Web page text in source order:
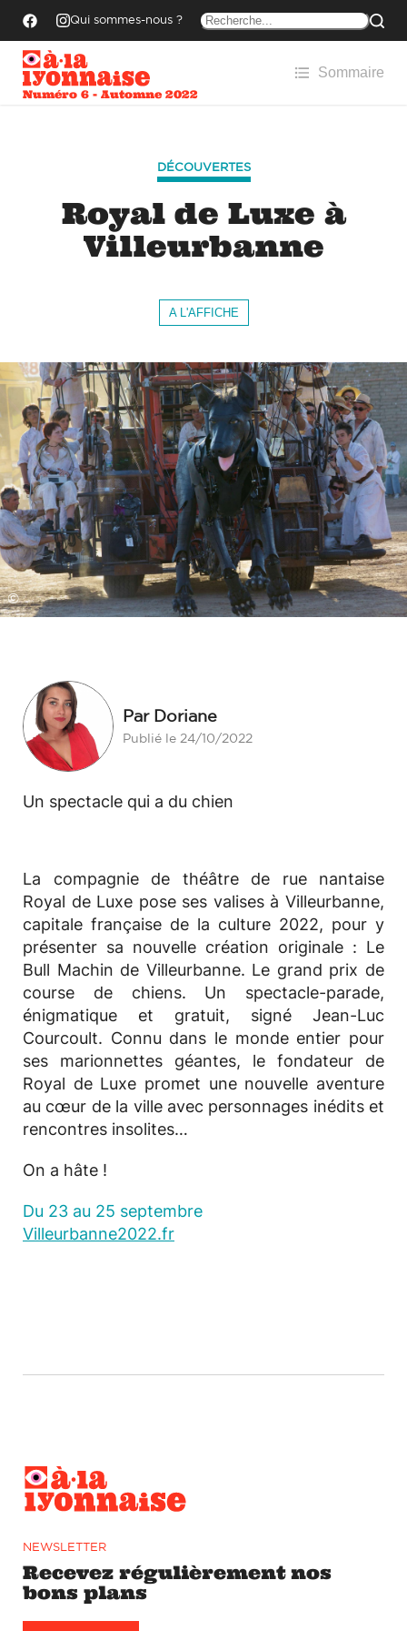
Qui sommes-nous ?
Numéro 6 - Automne 2022
Sommaire
DÉCOUVERTES
Royal de Luxe à
Villeurbanne
A L'AFFICHE
©
Par Doriane
Publié le 24/10/2022
Un spectacle qui a du chien
La compagnie de théâtre de rue nantaise
Royal de Luxe pose ses valises à Villeurbanne,
capitale française de la culture 2022, pour y
présenter sa nouvelle création originale : Le
Bull Machin de Villeurbanne. Le grand prix de
course de chiens. Un spectacle-parade,
énigmatique et gratuit, signé Jean-Luc
Courcoult. Connu dans le monde entier pour
ses marionnettes géantes, le fondateur de
Royal de Luxe promet une nouvelle aventure
au cœur de la ville avec personnages inédits et
rencontres insolites…
On a hâte !
Du 23 au 25 septembre
Villeurbanne2022.fr
NEWSLETTER
Recevez régulièrement nos
bons plans